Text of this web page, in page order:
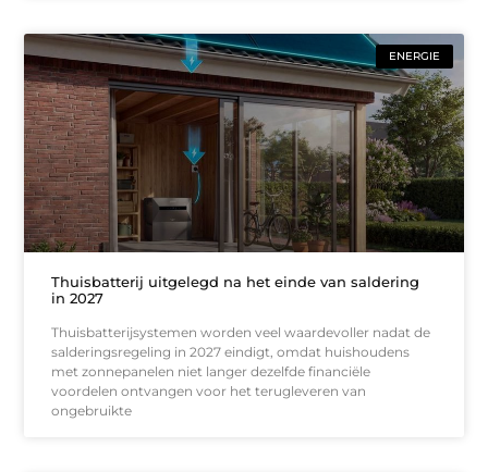
ENERGIE
Thuisbatterij uitgelegd na het einde van saldering
in 2027
Thuisbatterijsystemen worden veel waardevoller nadat de
salderingsregeling in 2027 eindigt, omdat huishoudens
met zonnepanelen niet langer dezelfde financiële
voordelen ontvangen voor het terugleveren van
ongebruikte